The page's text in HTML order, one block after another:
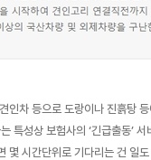
인차 등으로 도랑이나 진흙탕
특성상 보험사의 ‘긴급출동’
몇 시간단위로 기다리는 건 일